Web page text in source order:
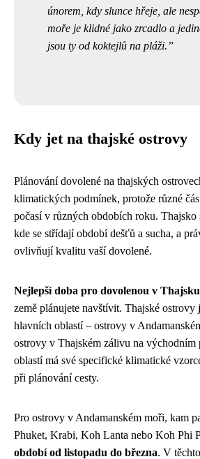
únorem, kdy slunce hřeje, ale
moře je klidné jako zrcadlo a
jsou ty od koktejlů na pláži.
Kdy jet na thajské ostrovy
Plánování dovolené na thajských
klimatických podmínek, protože různé
počasí v různých obdobích roku. Thajsko
kde se střídají období dešťů a sucha, a
ovlivňují kvalitu vaší dovolené.
Nejlepší doba pro dovolenou v Thajsku
země plánujete navštívit. Thajské ostrovy
hlavních oblastí – ostrovy v
ostrovy v Thajském zálivu na východním
oblastí má své specifické klimatické
při plánování cesty.
Pro ostrovy v Andamanském moři, kam
Phuket, Krabi, Koh Lanta nebo Koh Phi
období od listopadu do března. V